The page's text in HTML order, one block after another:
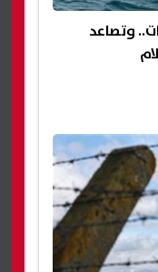
وتصاعد